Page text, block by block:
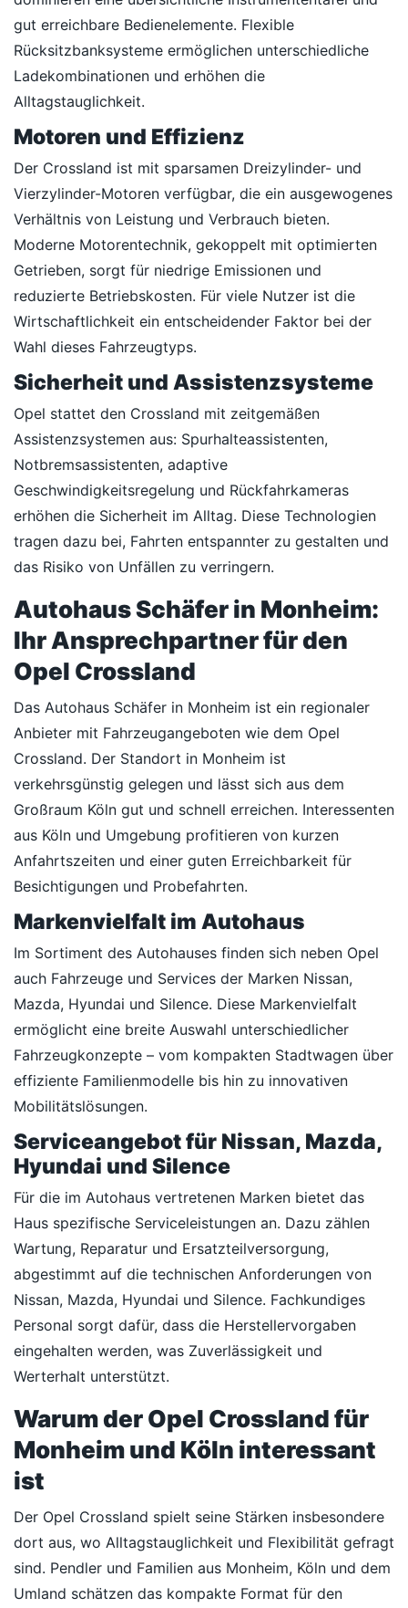
gut erreichbare Bedienelemente. Flexible
Rücksitzbanksysteme ermöglichen unterschiedliche
Ladekombinationen und erhöhen die
Alltagstauglichkeit.
Motoren und Effizienz
Der Crossland ist mit sparsamen Dreizylinder- und
Vierzylinder-Motoren verfügbar, die ein ausgewogenes
Verhältnis von Leistung und Verbrauch bieten.
Moderne Motorentechnik, gekoppelt mit optimierten
Getrieben, sorgt für niedrige Emissionen und
reduzierte Betriebskosten. Für viele Nutzer ist die
Wirtschaftlichkeit ein entscheidender Faktor bei der
Wahl dieses Fahrzeugtyps.
Sicherheit und Assistenzsysteme
Opel stattet den Crossland mit zeitgemäßen
Assistenzsystemen aus: Spurhalteassistenten,
Notbremsassistenten, adaptive
Geschwindigkeitsregelung und Rückfahrkameras
erhöhen die Sicherheit im Alltag. Diese Technologien
tragen dazu bei, Fahrten entspannter zu gestalten und
das Risiko von Unfällen zu verringern.
Autohaus Schäfer in Monheim:
Ihr Ansprechpartner für den
Opel Crossland
Das Autohaus Schäfer in Monheim ist ein regionaler
Anbieter mit Fahrzeugangeboten wie dem Opel
Crossland. Der Standort in Monheim ist
verkehrsgünstig gelegen und lässt sich aus dem
Großraum Köln gut und schnell erreichen. Interessenten
aus Köln und Umgebung profitieren von kurzen
Anfahrtszeiten und einer guten Erreichbarkeit für
Besichtigungen und Probefahrten.
Markenvielfalt im Autohaus
Im Sortiment des Autohauses finden sich neben Opel
auch Fahrzeuge und Services der Marken Nissan,
Mazda, Hyundai und Silence. Diese Markenvielfalt
ermöglicht eine breite Auswahl unterschiedlicher
Fahrzeugkonzepte – vom kompakten Stadtwagen über
effiziente Familienmodelle bis hin zu innovativen
Mobilitätslösungen.
Serviceangebot für Nissan, Mazda,
Hyundai und Silence
Für die im Autohaus vertretenen Marken bietet das
Haus spezifische Serviceleistungen an. Dazu zählen
Wartung, Reparatur und Ersatzteilversorgung,
abgestimmt auf die technischen Anforderungen von
Nissan, Mazda, Hyundai und Silence. Fachkundiges
Personal sorgt dafür, dass die Herstellervorgaben
eingehalten werden, was Zuverlässigkeit und
Werterhalt unterstützt.
Warum der Opel Crossland für
Monheim und Köln interessant
ist
Der Opel Crossland spielt seine Stärken insbesondere
dort aus, wo Alltagstauglichkeit und Flexibilität gefragt
sind. Pendler und Familien aus Monheim, Köln und dem
Umland schätzen das kompakte Format für den